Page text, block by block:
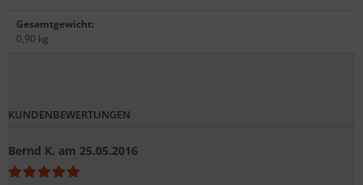
Gesamtgewicht:
0,90 kg
KUNDENBEWERTUNGEN
Bernd K. am 25.05.2016